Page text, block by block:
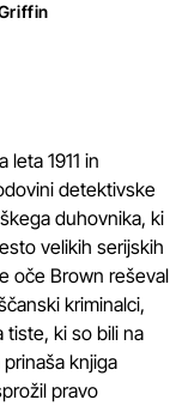
1911 in
detektivske
duhovnika, ki
velikih serijskih
oče Brown reševal
kriminalci,
tiste, ki so bili na
knjiga
pravo